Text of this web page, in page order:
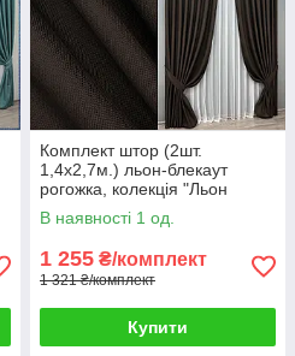
Комплект штор (2шт.
1,4х2,7м.) льон-блекаут
рогожка, колекція "Льон
Мішковина". Колір венге. Код
1180ш 39-173
В наявності 1 од.
1 255 ₴/комплект
1 321 ₴/комплект
Купити